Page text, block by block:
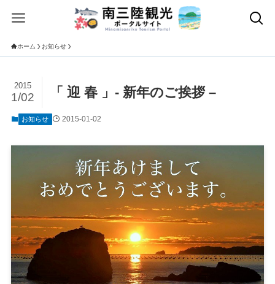
ホーム お知らせ
「 迎 春 」- 新年のご挨拶 –
2015
1/02
お知らせ 2015-01-02